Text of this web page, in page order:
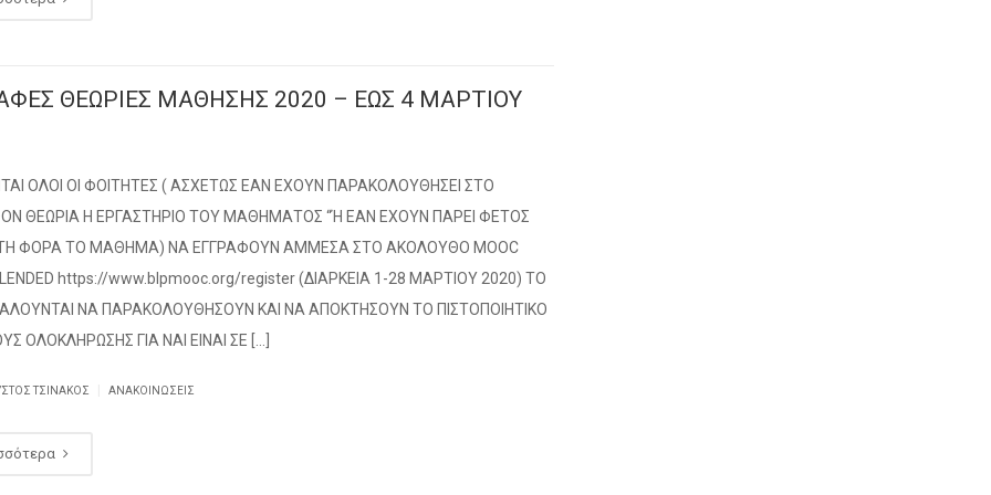
ΘΕΩΡΙΕΣ ΜΑΘΗΣΗΣ 2020 – ΕΩΣ 4 ΜΑΡΤΙΟΥ
ΟΛΟΙ ΟΙ ΦΟΙΤΗΤΕΣ ( ΑΣΧΕΤΩΣ ΕΑΝ ΕΧΟΥΝ ΠΑΡΑΚΟΛΟΥΘΗΣΕΙ ΣΤΟ
ΘΕΩΡΙΑ Η ΕΡΓΑΣΤΗΡΙΟ ΤΟΥ ΜΑΘΗΜΑΤΟΣ “Ή ΕΑΝ ΕΧΟΥΝ ΠΑΡΕΙ ΦΕΤΟΣ
ΦΟΡΑ ΤΟ ΜΑΘΗΜΑ) ΝΑ ΕΓΓΡΑΦΟΥΝ ΑΜΜΕΣΑ ΣΤΟ ΑΚΟΛΟΥΘΟ ΜΟΟC
https://www.blpmooc.org/register (ΔΙΑΡΚΕΙΑ 1-28 ΜΑΡΤΙΟΥ 2020) ΤΟ
ΝΑ ΠΑΡΑΚΟΛΟΥΘΗΣΟΥΝ ΚΑΙ ΝΑ ΑΠΟΚΤΗΣΟΥΝ ΤΟ ΠΙΣΤΟΠΟΙΗΤΙΚΟ
ΟΛΟΚΛΗΡΩΣΗΣ ΓΙΑ ΝΑΙ ΕΙΝΑΙ ΣΕ […]
ΤΣΙΝΆΚΟΣ ΑΝΑΚΟΙΝΏΣΕΙΣ